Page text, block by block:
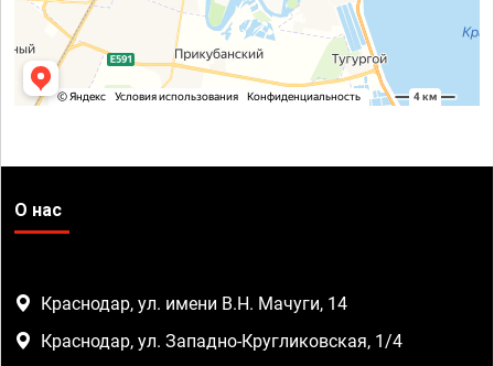
О нас
Краснодар, ул. имени В.Н. Мачуги, 14
Краснодар, ул. Западно-Кругликовская, 1/4